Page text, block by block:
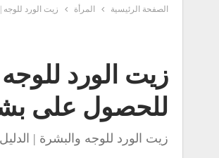
الصفحة الرئيسية المرأة زيت الورد
زيت الورد
للحصول على
زيت الورد للوجه والبشرة |